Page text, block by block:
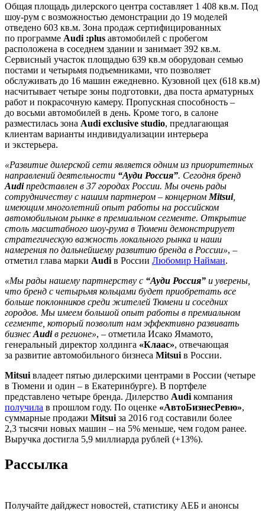
Общая площадь дилерского центра составляет 1 408 кв.м. Под
шоу-рум с возможностью демонстрации до 19 моделей
отведено 603 кв.м. Зона продаж сертифицированных
по программе Audi :plus автомобилей с пробегом
расположена в соседнем здании и занимает 392 кв.м.
Сервисный участок площадью 639 кв.м оборудован семью
постами и четырьмя подъемниками, что позволяет
обслуживать до 16 машин ежедневно. Кузовной цех (618 кв.м)
насчитывает четыре зоны подготовки, два поста арматурных
работ и покрасочную камеру. Пропускная способность –
до восьми автомобилей в день. Кроме того, в салоне
разместилась зона Audi exclusive studio, предлагающая
клиентам варианты индивидуализации интерьера
и экстерьера.
«Развитие дилерской сети является одним из приоритетных
направлений деятельности “Ауди Россия”. Сегодня бренд
Audiпредставлен в 37 городах России. Мы очень рады
сотрудничеству с нашим партнером – концерном Mitsui,
имеющим многолетний опыт работы на российском
автомобильном рынке в премиальном сегменте. Открытие
столь масштабного шоу-рума в Тюмени демонстрирует
стратегическую важность локального рынка и наши
намерения по дальнейшему развитию бренда в России», –
отметил глава марки Audi в России Любомир Найман.
«Мы рады нашему партнерству с “Ауди Россия” и уверены,
что бренд с четырьмя кольцами будет приобретать все
больше поклонников среди жителей Тюмени и соседних
городов. Мы имеем большой опыт работы в премиальном
сегменте, который позволит нам эффективно развивать
бизнес Audiв регионе», – отметила Исако Ямамото,
генеральный директор холдинга «Клаас», отвечающая
за развитие автомобильного бизнеса Mitsui в России.
Mitsui владеет пятью дилерскими центрами в России (четыре
в Тюмени и один – в Екатеринбурге). В портфеле
представлено четыре бренда. Дилерство Audi компания
получила в прошлом году. По оценке «АвтоБизнесРевю»,
суммарные продажи Mitsui за 2016 год составили более
2,3 тысячи новых машин – на 5% меньше, чем годом ранее.
Выручка достигла 5,9 миллиарда рублей (+13%).
Рассылка
Получайте дайджест новостей, статистику АЕБ и анонсы